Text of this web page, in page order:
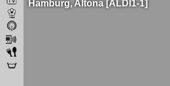
Hamburg Altona ALDI1-1